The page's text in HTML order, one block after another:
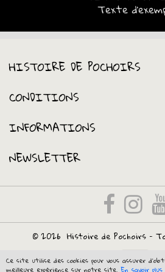
Ce site utilise des cookies pour vous assurer
meilleure expérience sur notre site. En savoir plus
Texte
HISTOIRE DE POCHOIRS
CONDITIONS
INFORMATIONS
NEWSLETTER
© 2026 Histoire de Pochoirs -